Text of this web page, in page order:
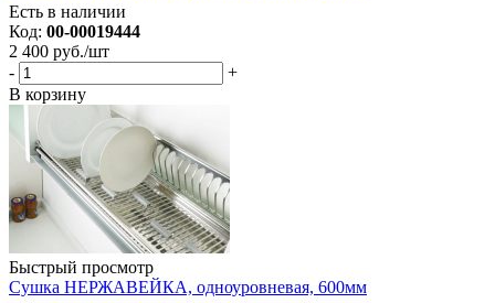
Есть в наличии
Код: 00-00019444
2 400 руб./шт
-
+
В корзину
Быстрый просмотр
Сушка НЕРЖАВЕЙКА, одноуровневая, 600мм